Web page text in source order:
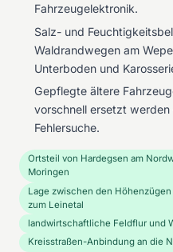
Fahrzeugelektronik.
Salz- und
Waldrandwegen am
Unterboden und
Gepflegte ältere
vorschnell ersetzt
Fehlersuche.
Ortsteil von Hardegsen am
Moringen
Lage zwischen den
zum Leinetal
landwirtschaftliche Feldflur und
Kreisstraßen-Anbindung an die